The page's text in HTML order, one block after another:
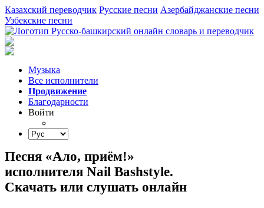
Казахский переводчик Русские песни Азербайджанские песни
Узбекские песни
Музыка
Все исполнители
Продвижение
Благодарности
Войти
Песня «Ало, приём!»
исполнителя Nail Bashstyle.
Скачать или слушать онлайн